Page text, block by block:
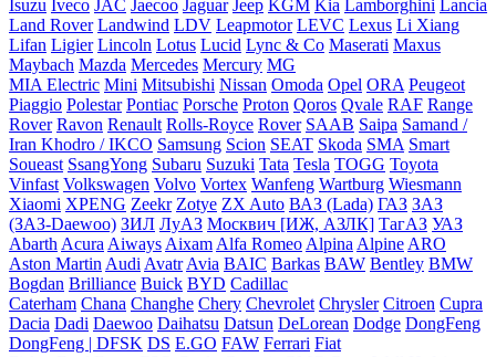
Isuzu Iveco JAC Jaecoo Jaguar Jeep KGM Kia Lamborghini Lancia
Land Rover Landwind LDV Leapmotor LEVC Lexus Li Xiang
Lifan Ligier Lincoln Lotus Lucid Lync & Co Maserati Maxus
Maybach Mazda Mercedes Mercury MG
MIA Electric Mini Mitsubishi Nissan Omoda Opel ORA Peugeot
Piaggio Polestar Pontiac Porsche Proton Qoros Qvale RAF Range
Rover Ravon Renault Rolls-Royce Rover SAAB Saipa Samand /
Iran Khodro / IKCO Samsung Scion SEAT Skoda SMA Smart
Soueast SsangYong Subaru Suzuki Tata Tesla TOGG Toyota
Vinfast Volkswagen Volvo Vortex Wanfeng Wartburg Wiesmann
Xiaomi XPENG Zeekr Zotye ZX Auto ВАЗ (Lada) ГАЗ ЗАЗ
(ЗАЗ-Daewoo) ЗИЛ ЛуАЗ Москвич [ИЖ, АЗЛК] ТагАЗ УАЗ
Abarth Acura Aiways Aixam Alfa Romeo Alpina Alpine ARO
Aston Martin Audi Avatr Avia BAIC Barkas BAW Bentley BMW
Bogdan Brilliance Buick BYD Cadillac
Caterham Chana Changhe Chery Chevrolet Chrysler Citroen Cupra
Dacia Dadi Daewoo Daihatsu Datsun DeLorean Dodge DongFeng
DongFeng | DFSK DS E.GO FAW Ferrari Fiat